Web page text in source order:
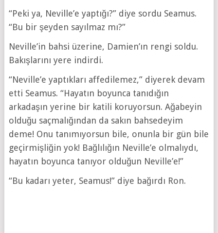
“Peki ya, Neville’e yaptığı?” diye sordu Seamus.
“Bu bir şeyden sayılmaz mı?”
Neville’in bahsi üzerine, Damien’ın rengi soldu.
Bakışlarını yere indirdi.
“Neville’e yaptıkları affedilemez,” diyerek devam
etti Seamus. “Hayatın boyunca tanıdığın
arkadaşın yerine bir katili koruyorsun. Ağabeyin
olduğu saçmalığından da sakın bahsedeyim
deme! Onu tanımıyorsun bile, onunla bir gün bile
geçirmişliğin yok! Bağlılığın Neville’e olmalıydı,
hayatın boyunca tanıyor olduğun Neville’e!”
“Bu kadarı yeter, Seamus!” diye bağırdı Ron.